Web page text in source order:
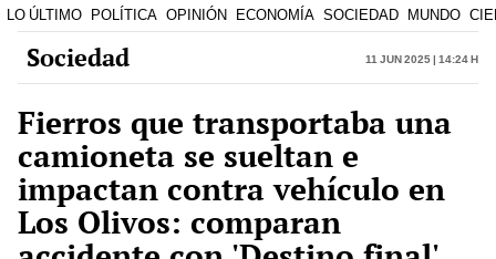
LO ÚLTIMO POLÍTICA OPINIÓN ECONOMÍA SOCIEDAD MUNDO
Sociedad 11 Jun 2025 | 14:24 h
Fierros que transportaba una
camioneta se sueltan e
impactan contra vehículo en
Los Olivos: comparan